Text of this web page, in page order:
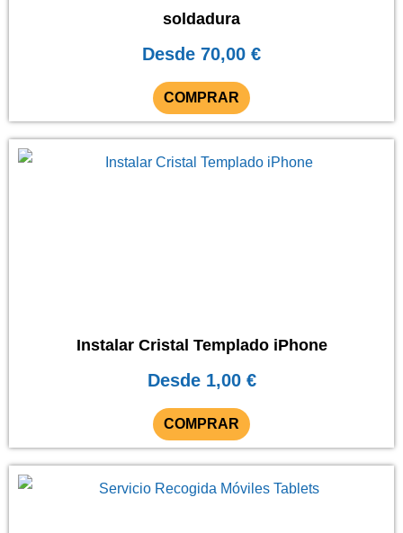
soldadura
Desde 70,00 €
COMPRAR
en
la
página
Instalar Cristal Templado iPhone
Desde 1,00 €
COMPRAR
se
en
la